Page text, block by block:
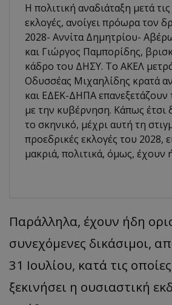
Η πολιτική αναδιάταξη μετά
εκλογές, ανοίγει πρόωρα τον
2028- Αννίτα Δημητρίου-
και Γιώργος Παμπορίδης,
κάδρο του ΔΗΣΥ. Το ΑΚΕΛ
Οδυσσέας Μιχαηλίδης κρατά
και ΕΔΕΚ-ΔΗΠΑ επανεξετάζουν
με την κυβέρνηση. Κάπως έτσι
το σκηνικό, μέχρι αυτή τη
προεδρικές εκλογές του 2028,
μακριά, πολιτικά, όμως, έχουν
Παράλληλα, έχουν ήδη
συνεχόμενες δικάσιμοι,
31 Ιουλίου, κατά τις
ξεκινήσει η ουσιαστική